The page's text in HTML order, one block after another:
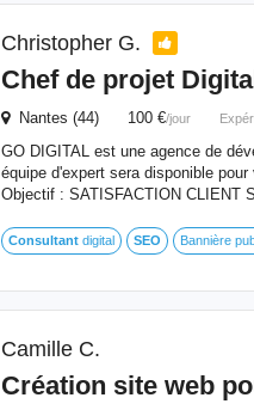
Christopher G.
Chef de projet
Nantes (44) 100 €/jour
GO DIGITAL est une agence de
équipe d'expert sera disponible
Objectif : SATISFACTION CLIENT
Consultantdigital SEO Bannière
Camille C.
Création site web